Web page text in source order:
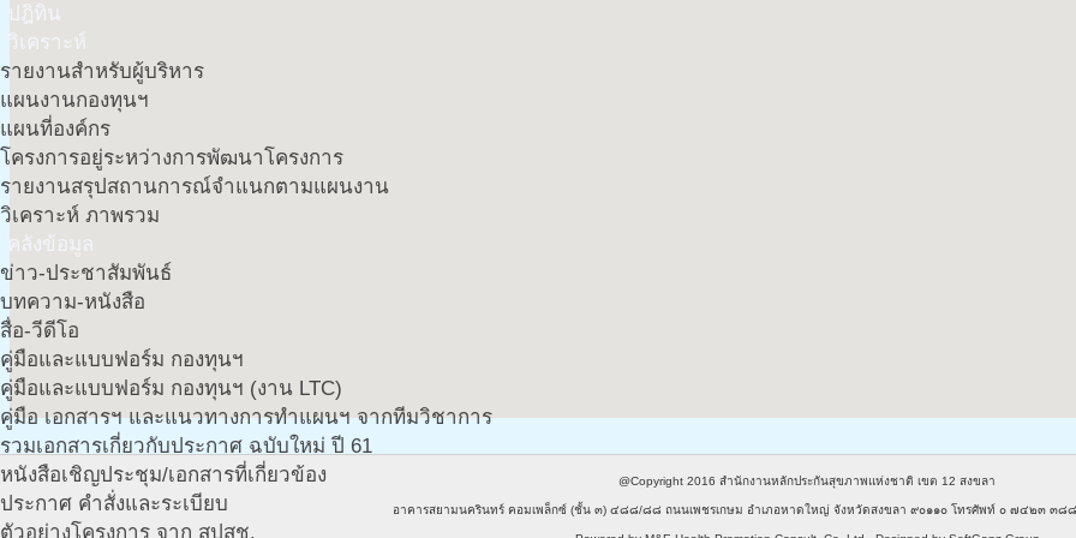
ปฎิทิน
วิเคราะห์
รายงานสำหรับผู้บริหาร
แผนงานกองทุนฯ
แผนที่องค์กร
โครงการอยู่ระหว่างการพัฒนาโครงการ
รายงานสรุปสถานการณ์จำแนกตามแผนงาน
วิเคราะห์ ภาพรวม
คลังข้อมูล
ข่าว-ประชาสัมพันธ์
บทความ-หนังสือ
สื่อ-วีดีโอ
คู่มือและแบบฟอร์ม กองทุนฯ
คู่มือและแบบฟอร์ม กองทุนฯ (งาน LTC)
คู่มือ เอกสารฯ และแนวทางการทำแผนฯ จากทีมวิชาการ
รวมเอกสารเกี่ยวกับประกาศ ฉบับใหม่ ปี 61
หนังสือเชิญประชุม/เอกสารที่เกี่ยวข้อง
ประกาศ คำสั่งและระเบียบ
ตัวอย่างโครงการ จาก สปสช.
@Copyright 2016 สำนักงานหลักประกันสุขภาพแห่งชาติ เขต 12 สงขลา
อาคารสยามนครินทร์ คอมเพล็กซ์ (ชั้น ๓) ๔๘๘/๘๘ ถนนเพชรเกษม อำเภอหาดใหญ่ จังหวัดสงขลา ๙๐๑๑๐ โทรศัพท์ ๐ ๗๔๒๓ ๓